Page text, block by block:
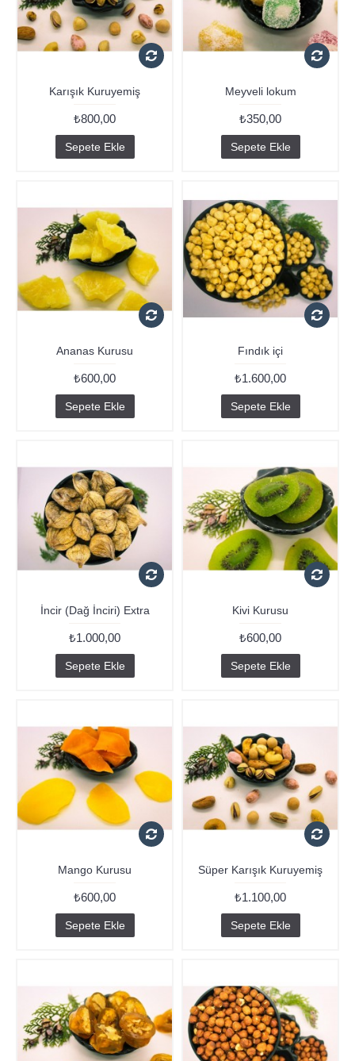
Karışık Kuruyemiş
₺800,00
Sepete Ekle
Meyveli lokum
₺350,00
Sepete Ekle
Ananas Kurusu
₺600,00
Sepete Ekle
Fındık içi
₺1.600,00
Sepete Ekle
İncir (Dağ İnciri) Extra
₺1.000,00
Sepete Ekle
Kivi Kurusu
₺600,00
Sepete Ekle
Mango Kurusu
₺600,00
Sepete Ekle
Süper Karışık Kuruyemiş
₺1.100,00
Sepete Ekle